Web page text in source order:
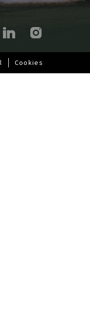
Cookies